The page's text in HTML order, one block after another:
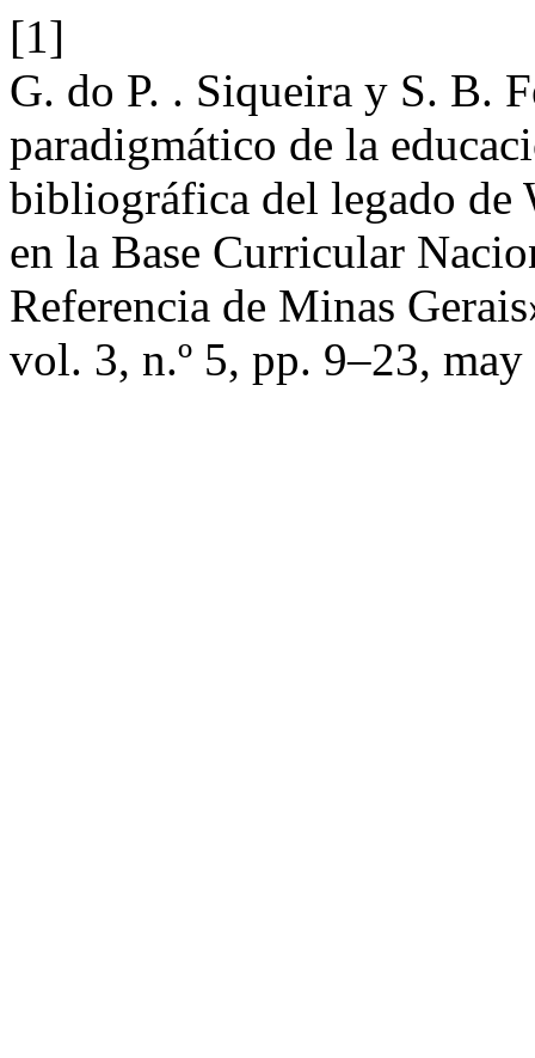
[1]
G. do P. . Siqueira y S. B.
paradigmático de la
bibliográfica del legado de
en la Base Curricular
Referencia de Minas
vol. 3, n.º 5, pp. 9–23,